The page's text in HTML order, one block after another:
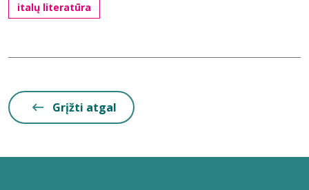
italų literatūra
Grįžti atgal